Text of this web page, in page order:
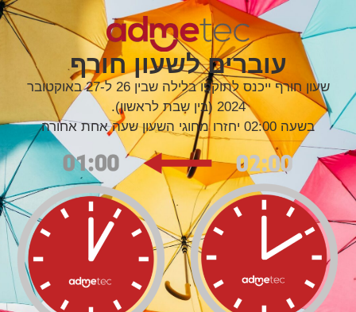
עוברים לשעון חורף
שעון חורף ייכנס לתוקפו בלילה שבין 26 ל-27 באוקטובר
2024 (בין שבת לראשון).
בשעה 02:00 יחזרו מחוגי השעון שעה אחת אחורה